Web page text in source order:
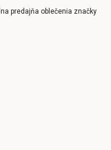
predajňa oblečenia značky